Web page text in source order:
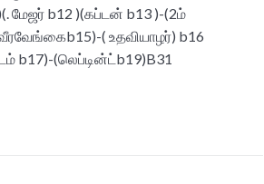
மேஜர் b12 )(கப்டன் b13 )-(2ம்
( உதவியாழர்) b16
b17)-(லெப்டின்ட்b19)B31